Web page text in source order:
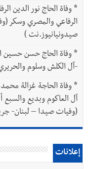
*
الرفاعي والمصري وسكر
صيدونيانيوز.نت )
*
-آل الكلش وسلوم
*
آل العاكوم وبديع
(وفيات صيدا – لبنان-
إعلانات